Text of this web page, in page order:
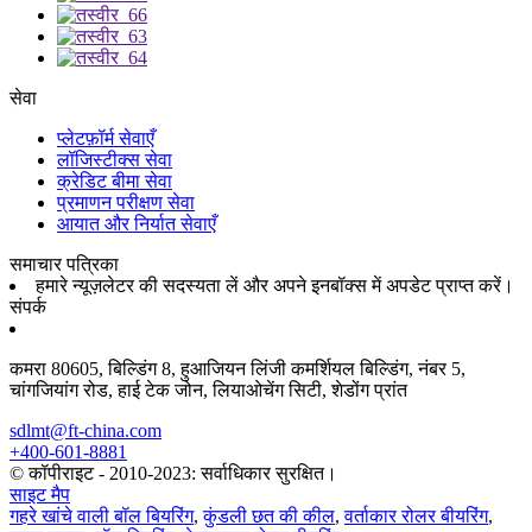
सेवा
प्लेटफ़ॉर्म सेवाएँ
लॉजिस्टीक्स सेवा
क्रेडिट बीमा सेवा
प्रमाणन परीक्षण सेवा
आयात और निर्यात सेवाएँ
समाचार पत्रिका
हमारे न्यूज़लेटर की सदस्यता लें और अपने इनबॉक्स में अपडेट प्राप्त करें।
संपर्क
कमरा 80605, बिल्डिंग 8, हुआजियन लिंजी कमर्शियल बिल्डिंग, नंबर 5,
चांगजियांग रोड, हाई टेक जोन, लियाओचेंग सिटी, शेडोंग प्रांत
sdlmt@ft-china.com
+400-601-8881
© कॉपीराइट - 2010-2023: सर्वाधिकार सुरक्षित।
साइट मैप
गहरे खांचे वाली बॉल बियरिंग,कुंडली छत की कील,वर्ताकार रोलर बीयरिंग,